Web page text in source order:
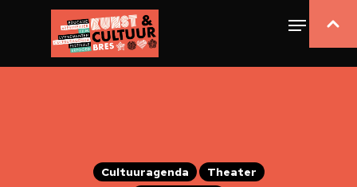
Cultuuragenda
Theater